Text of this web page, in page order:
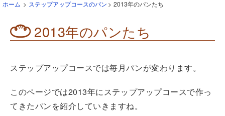
教室の案内 スケジュール 予約はこちら♪
ホーム ステップアップコースのパン 2013年のパンたち
2013年のパンたち
ステップアップコースでは毎月パンが変わります。
このページでは2013年にステップアップコースで作っ
てきたパンを紹介していきますね。